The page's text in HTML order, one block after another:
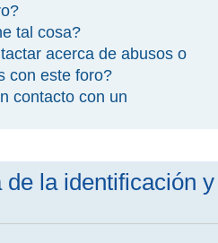
tal cosa?
acerca de abusos o
con este foro?
contacto con un
la identificación y